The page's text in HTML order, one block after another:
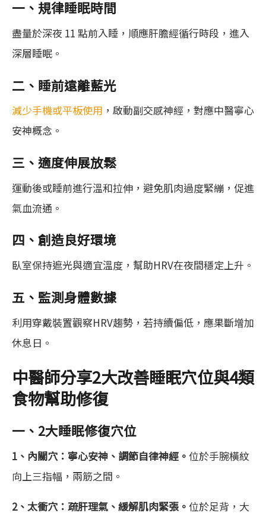
一、規律睡眠時間
盡量於深夜 11 點前入睡，順應肝膽經循行時段，進入
深層睡眠。
二、睡前遠離藍光
減少手機或平板使用 ，啟動副交感神經，對應中醫寧心
安神概念。
三、適度伸展放鬆
運動後或睡前進行溫和拉伸，避免肌肉過度緊繃，促進
氣血流通。
四、創造良好環境
臥室保持遮光與適宜溫度，幫助HRV在夜間穩定上升。
五、監測身體數據
利用穿戴裝置觀察HRV趨勢，若持續偏低，應果斷增加
休息日。
中醫師分享2大改善睡眠穴位與4類
食物幫助修復
一、2大睡眠修復穴位
1、內關穴：寧心安神、調節自律神經。 位於手腕橫紋
向上三指幅，兩筋之間。
2、太衝穴：疏肝理氣、緩解肌肉緊張。 位於足背，大